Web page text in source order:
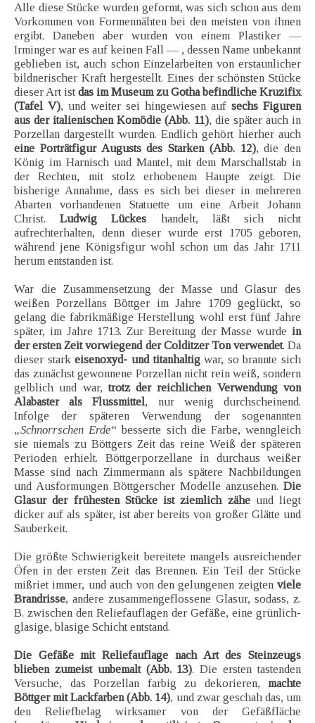
Alle diese Stücke wurden geformt, was sich schon aus dem
Vorkommen von Formennähten bei den meisten von ihnen
ergibt. Daneben aber wurden von einem Plastiker —
Irminger war es auf keinen Fall — , dessen Name unbekannt
geblieben ist, auch schon Einzelarbeiten von erstaunlicher
bildnerischer Kraft hergestellt. Eines der schönsten Stücke
dieser Art ist das im Museum zu Gotha befindliche Kruzifix
(Tafel V), und weiter sei hingewiesen auf sechs Figuren
aus der italienischen Komödie (Abb. 11), die später auch in
Porzellan dargestellt wurden. Endlich gehört hierher auch
eine Porträtfigur Augusts des Starken (Abb. 12), die den
König im Harnisch und Mantel, mit dem Marschallstab in
der Rechten, mit stolz erhobenem Haupte zeigt. Die
bisherige Annahme, dass es sich bei dieser in mehreren
Abarten vorhandenen Statuette um eine Arbeit Johann
Christ.Ludwig Lückes handelt, läßt sich nicht
aufrechterhalten, denn dieser wurde erst 1705 geboren,
während jene Königsfigur wohl schon um das Jahr 1711
herum entstanden ist.
War die Zusammensetzung der Masse und Glasur des
weißen Porzellans Böttger im Jahre 1709 geglückt, so
gelang die fabrikmäßige Herstellung wohl erst fünf Jahre
später, im Jahre 1713. Zur Bereitung der Masse wurde in
der ersten Zeit vorwiegend der Colditzer Ton verwendet. Da
dieser starkeisenoxyd- und titanhaltigwar, so brannte sich
das zunächst gewonnene Porzellan nicht rein weiß, sondern
gelblich und war,trotz der reichlichen Verwendung von
Alabaster als Flussmittel, nur wenig durchscheinend.
Infolge der späteren Verwendung der sogenannten
„Schnorrschen Erde“ besserte sich die Farbe, wenngleich
sie niemals zu Böttgers Zeit das reine Weiß der späteren
Perioden erhielt. Böttgerporzellane in durchaus weißer
Masse sind nach Zimmermann als spätere Nachbildungen
und Ausformungen Böttgerscher Modelle anzusehen. Die
Glasur der frühesten Stücke ist ziemlich zäheund liegt
dicker auf als später, ist aber bereits von großer Glätte und
Sauberkeit.
Die größte Schwierigkeit bereitete mangels ausreichender
Öfen in der ersten Zeit das Brennen. Ein Teil der Stücke
mißriet immer, und auch von den gelungenen zeigten viele
Brandrisse, andere zusammengeflossene Glasur, sodass, z.
B. zwischen den Reliefauflagen der Gefäße, eine grünlich-
glasige, blasige Schicht entstand.
Die Gefäße mit Reliefauflage nach Art des Steinzeugs
blieben zumeist unbemalt (Abb. 13). Die ersten tastenden
Versuche, das Porzellan farbig zu dekorieren, machte
Böttger mit Lackfarben (Abb. 14), und zwar geschah das, um
den Reliefbelag wirksamer von der Gefäßfläche